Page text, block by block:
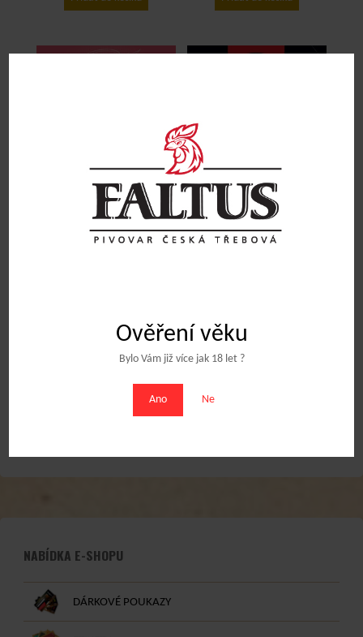
Ověření věku
Bylo Vám již více jak 18 let ?
Ano Ne
Pivo sudové 50l MAŘENKA
3450Kč
Přidat do košíku Přidat do košíku
NABÍDKA E-SHOPU
DÁRKOVÉ POUKAZY